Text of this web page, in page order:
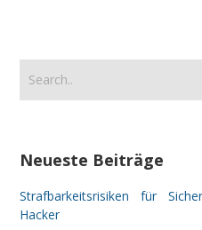
Neueste Beiträge
Strafbarkeitsrisiken für
Hacker